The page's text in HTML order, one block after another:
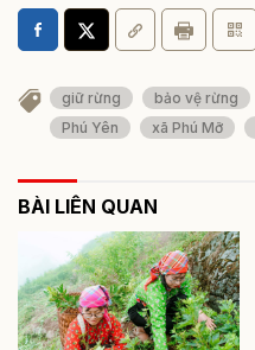
giữ rừng bảo vệ rừng
Phú Yên
xã Phú Mỡ
BÀI LIÊN QUAN